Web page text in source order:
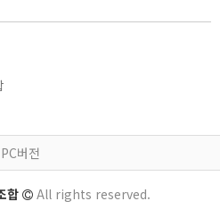
PC버전
합 All rights reserved.